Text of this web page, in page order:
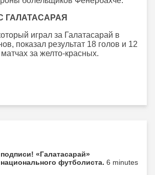
ГАЛАТАСАРАЯ
играл за Галатасарай в
показал результат 18 голов и 12
за желто-красных.
«Галатасарай»
футболиста. 6 minutes